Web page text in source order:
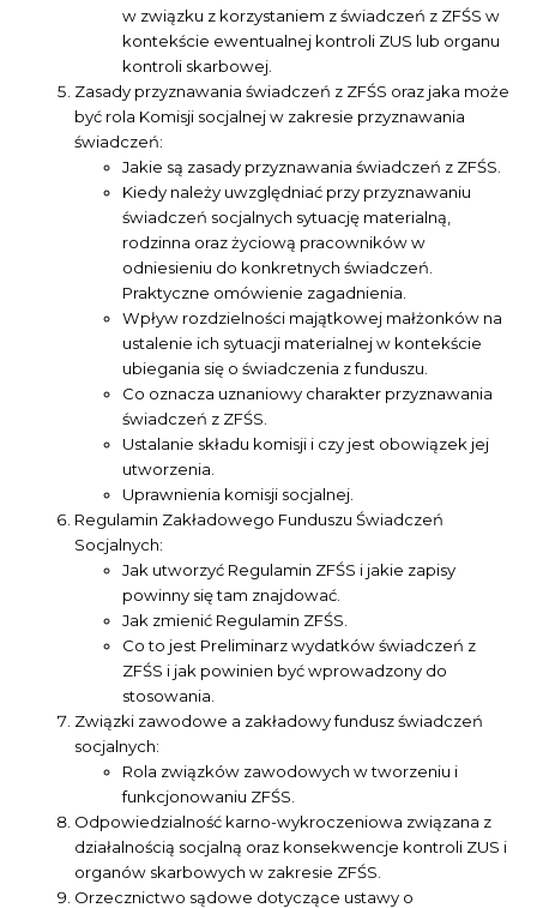
w związku z korzystaniem z świadczeń z ZFŚS w
kontekście ewentualnej kontroli ZUS lub organu
kontroli skarbowej.
Zasady przyznawania świadczeń z ZFŚS oraz jaka może
być rola Komisji socjalnej w zakresie przyznawania
świadczeń:
Jakie są zasady przyznawania świadczeń z ZFŚS.
Kiedy należy uwzględniać przy przyznawaniu
świadczeń socjalnych sytuację materialną,
rodzinna oraz życiową pracowników w
odniesieniu do konkretnych świadczeń.
Praktyczne omówienie zagadnienia.
Wpływ rozdzielności majątkowej małżonków na
ustalenie ich sytuacji materialnej w kontekście
ubiegania się o świadczenia z funduszu.
Co oznacza uznaniowy charakter przyznawania
świadczeń z ZFŚS.
Ustalanie składu komisji i czy jest obowiązek jej
utworzenia.
Uprawnienia komisji socjalnej.
Regulamin Zakładowego Funduszu Świadczeń
Socjalnych:
Jak utworzyć Regulamin ZFŚS i jakie zapisy
powinny się tam znajdować.
Jak zmienić Regulamin ZFŚS.
Co to jest Preliminarz wydatków świadczeń z
ZFŚS i jak powinien być wprowadzony do
stosowania.
Związki zawodowe a zakładowy fundusz świadczeń
socjalnych:
Rola związków zawodowych w tworzeniu i
funkcjonowaniu ZFŚS.
Odpowiedzialność karno-wykroczeniowa związana z
działalnością socjalną oraz konsekwencje kontroli ZUS i
organów skarbowych w zakresie ZFŚS.
Orzecznictwo sądowe dotyczące ustawy o